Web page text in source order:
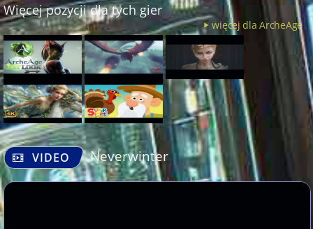
Więcej pozycji dla tych gier
więcej dla ArcheAge
VIDEO Neverwinter